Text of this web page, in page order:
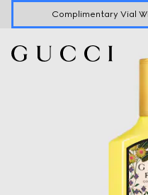
Complimentary Vial